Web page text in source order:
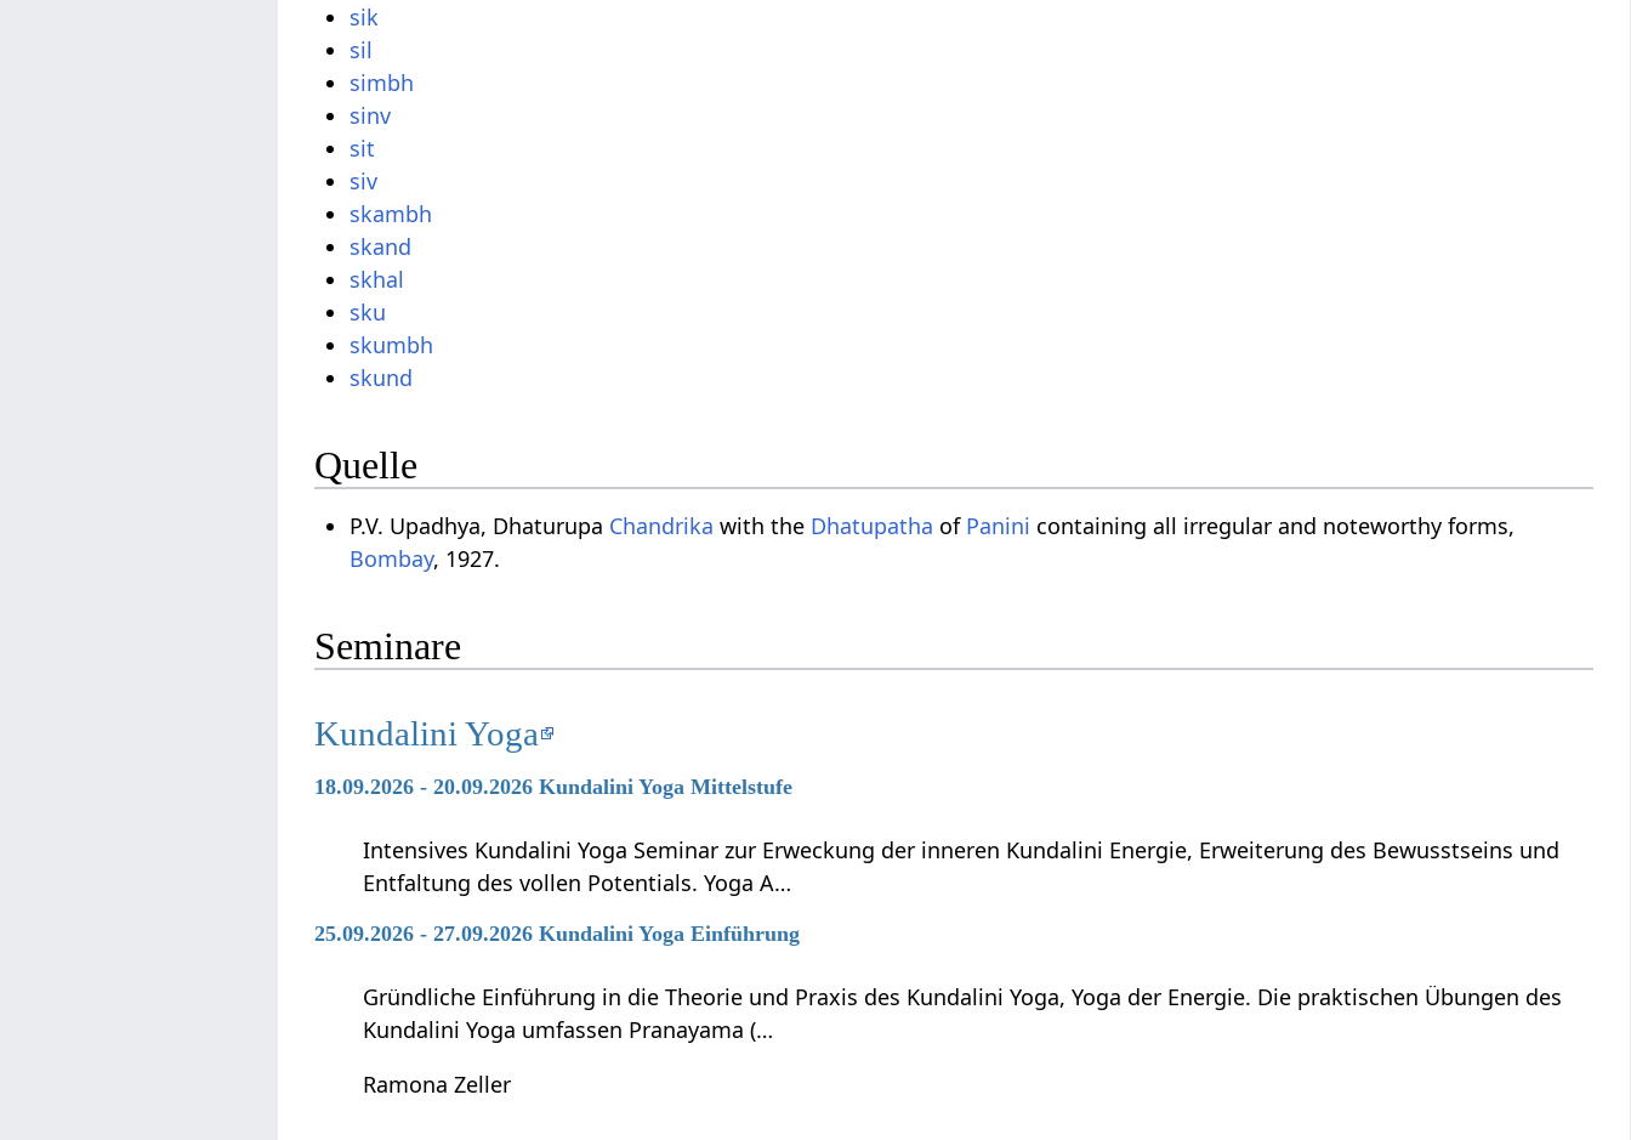
sik
sil
simbh
sinv
sit
siv
skambh
skand
skhal
sku
skumbh
skund
Quelle
P.V. Upadhya, Dhaturupa Chandrika with the Dhatupatha of Panini containing all irregular and noteworthy forms,
Bombay, 1927.
Seminare
Kundalini Yoga
18.09.2026 - 20.09.2026 Kundalini Yoga Mittelstufe
Intensives Kundalini Yoga Seminar zur Erweckung der inneren Kundalini Energie, Erweiterung des Bewusstseins und
Entfaltung des vollen Potentials. Yoga A…
25.09.2026 - 27.09.2026 Kundalini Yoga Einführung
Gründliche Einführung in die Theorie und Praxis des Kundalini Yoga, Yoga der Energie. Die praktischen Übungen des
Kundalini Yoga umfassen Pranayama (…
Ramona Zeller